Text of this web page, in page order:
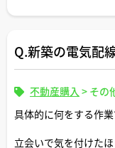
Q.新築の電気配
不動産購入 > その
具体的に何をする作
立会いで気を付けた